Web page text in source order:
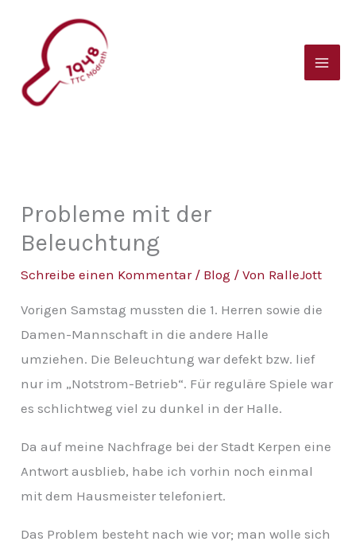
springen
Probleme mit der
Beleuchtung
Schreibe einen Kommentar / Blog / Von RalleJott
Vorigen Samstag mussten die 1. Herren sowie die
Damen-Mannschaft in die andere Halle
umziehen. Die Beleuchtung war defekt bzw. lief
nur im „Notstrom-Betrieb“. Für reguläre Spiele war
es schlichtweg viel zu dunkel in der Halle.
Da auf meine Nachfrage bei der Stadt Kerpen eine
Antwort ausblieb, habe ich vorhin noch einmal
mit dem Hausmeister telefoniert.
Das Problem besteht nach wie vor; man wolle sich
t
c
h
i
v